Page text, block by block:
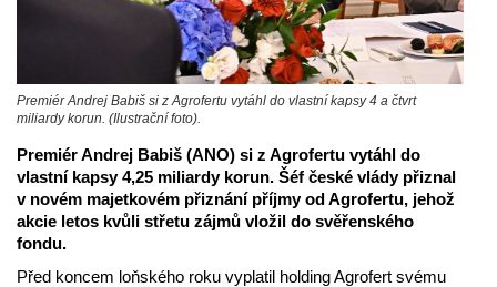
Premiér Andrej Babiš si z Agrofertu vytáhl do vlastní kapsy 4 a čtvrt
miliardy korun. (Ilustrační foto).
Premiér Andrej Babiš (ANO) si z Agrofertu vytáhl do
vlastní kapsy 4,25 miliardy korun. Šéf české vlády přiznal
v novém majetkovém přiznání příjmy od Agrofertu, jehož
akcie letos kvůli střetu zájmů vložil do svěřenského
fondu.
Před koncem loňského roku vyplatil holding Agrofert svému